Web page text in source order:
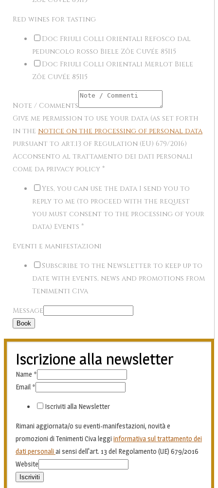
Red wines for tasting
Doc Friuli Colli Orientali Refosco dal
peduncolo rosso Biele Zôe Cuvée 85I15
Doc Friuli Colli Orientali Merlot Biele
Zôe Cuvée 85I15
Note / Comments
Give me permission to use your data (as set forth
in the notice on the processing of personal data
pursuant to art.13 of Regulation (EU) 679/2016)
Acconsento al trattamento dei dati personali
come da privacy policy *
Yes, you can use the data I send you to
reply to me (to proceed with the request
you must consent to the processing of your
data) Events *
Eventi e manifestazioni
Subscribe to the Newsletter to keep up to
date with events, news and promotions from
Tenimenti Civa
Message
Book
Iscrizione alla newsletter
Name *
Email *
Iscriviti alla Newsletter
Rimani aggiornata/o su eventi-manifestazioni, novità e
promozioni di Tenimenti Civa leggi informativa sul trattamento dei
dati personali ai sensi dell'art. 13 del Regolamento (UE) 679/2016
Website
Iscriviti